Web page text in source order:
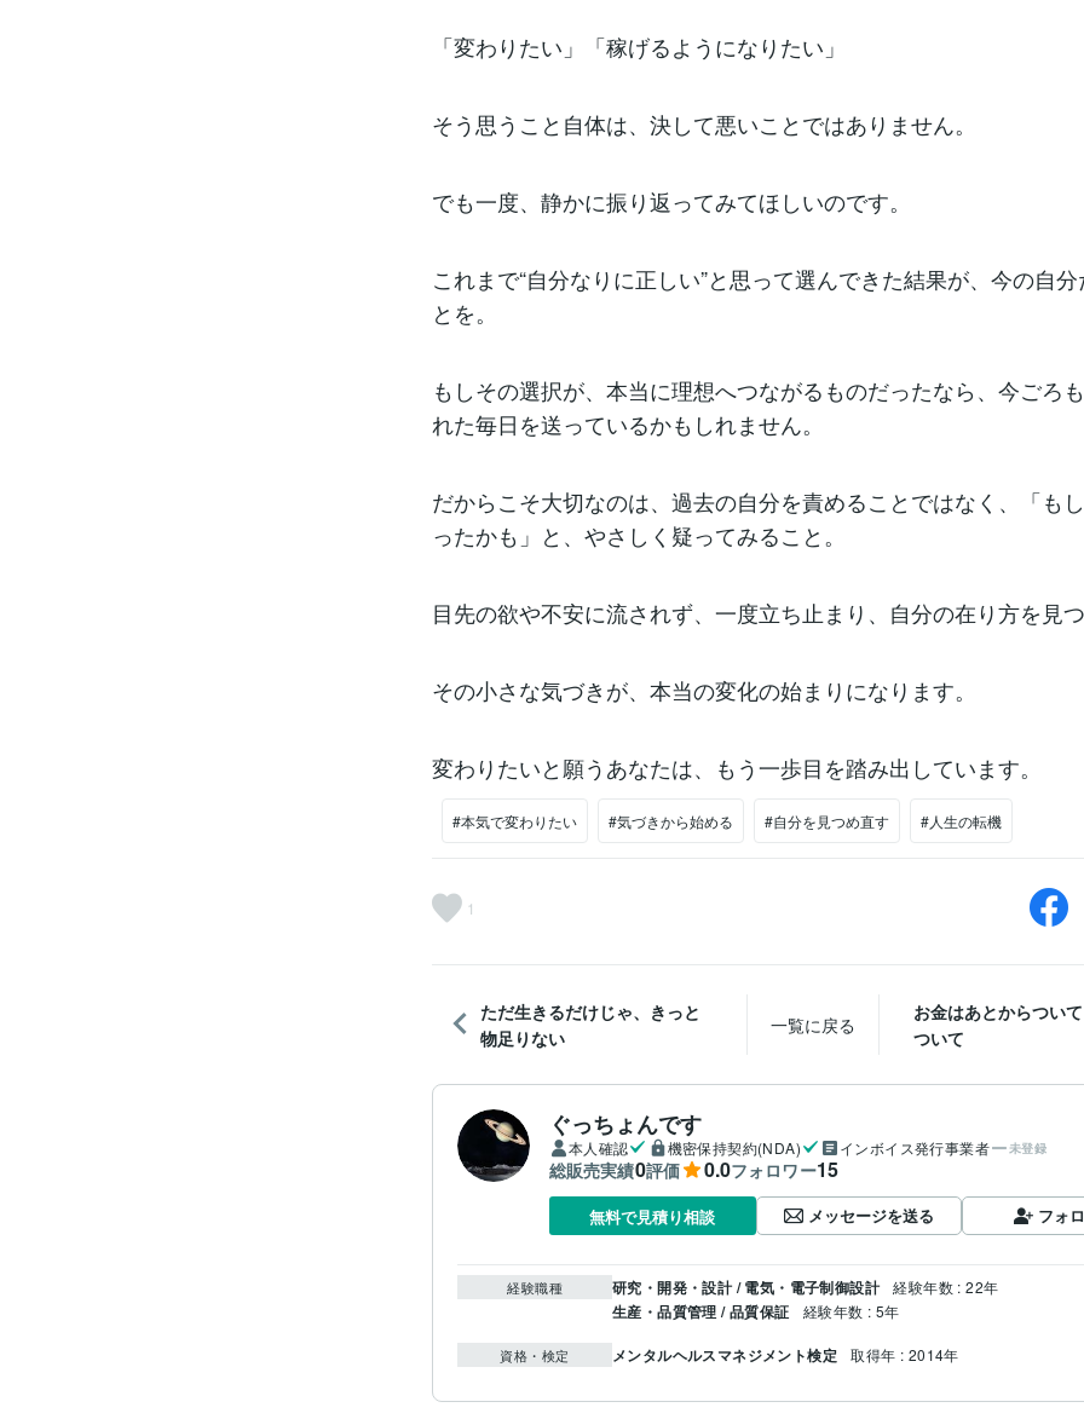
「変わりたい」「稼げるようになりたい」
そう思うこと自体は、決して悪いことではありません。
でも一度、静かに振り返ってみてほしいのです。
これまで“自分なりに正しい”と思って選んできた結果が、今の自
とを。
もしその選択が、本当に理想へつながるものだったなら、今ごろ
れた毎日を送っているかもしれません。
だからこそ大切なのは、過去の自分を責めることではなく、「も
ったかも」と、やさしく疑ってみること。
目先の欲や不安に流されず、一度立ち止まり、自分の在り方を見
その小さな気づきが、本当の変化の始まりになります。
変わりたいと願うあなたは、もう一歩目を踏み出しています。
#本気で変わりたい #気づきから始める #自分を見つめ直す #人生の転機
1
ただ生きるだけじゃ、きっと
物足りない
一覧に戻る
お金はあとからつい
ついて
ぐっちょんです
本人確認 機密保持契約(NDA) インボイス発行事業者 未登録
総販売実績0評価 0.0フォロワー15
無料で見積り相談 メッセージを送る フォ
経験職種 研究・開発・設計 / 電気・電子制御設計 経験年数 : 22年
生産・品質管理 / 品質保証 経験年数 : 5年
資格・検定 メンタルヘルスマネジメント検定 取得年 : 2014年